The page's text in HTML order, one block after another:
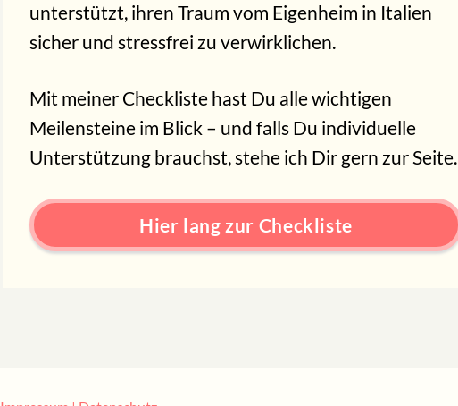
unterstützt, ihren Traum vom Eigenheim in Italien
sicher und stressfrei zu verwirklichen.
Mit meiner Checkliste hast Du alle wichtigen
Meilensteine im Blick – und falls Du individuelle
Unterstützung brauchst, stehe ich Dir gern zur Seite.
Hier lang zur Checkliste